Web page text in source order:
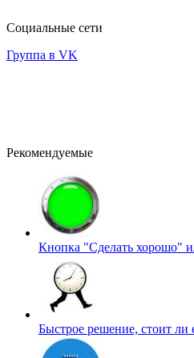
Социальные сети
Группа в VK
Рекомендуемые
Кнопка "Сделать хорошо"
Быстрое решение, стоит ли